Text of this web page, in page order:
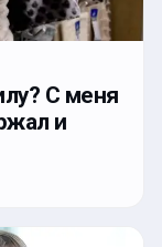
С меня
и